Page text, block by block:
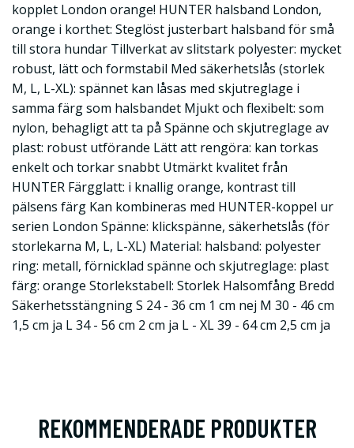
kopplet London orange! HUNTER halsband London,
orange i korthet: Steglöst justerbart halsband för små
till stora hundar Tillverkat av slitstark polyester: mycket
robust, lätt och formstabil Med säkerhetslås (storlek
M, L, L-XL): spännet kan låsas med skjutreglage i
samma färg som halsbandet Mjukt och flexibelt: som
nylon, behagligt att ta på Spänne och skjutreglage av
plast: robust utförande Lätt att rengöra: kan torkas
enkelt och torkar snabbt Utmärkt kvalitet från
HUNTER Färgglatt: i knallig orange, kontrast till
pälsens färg Kan kombineras med HUNTER-koppel ur
serien London Spänne: klickspänne, säkerhetslås (för
storlekarna M, L, L-XL) Material: halsband: polyester
ring: metall, förnicklad spänne och skjutreglage: plast
färg: orange Storlekstabell: Storlek Halsomfång Bredd
Säkerhetsstängning S 24 - 36 cm 1 cm nej M 30 - 46 cm
1,5 cm ja L 34 - 56 cm 2 cm ja L - XL 39 - 64 cm 2,5 cm ja
REKOMMENDERADE PRODUKTER